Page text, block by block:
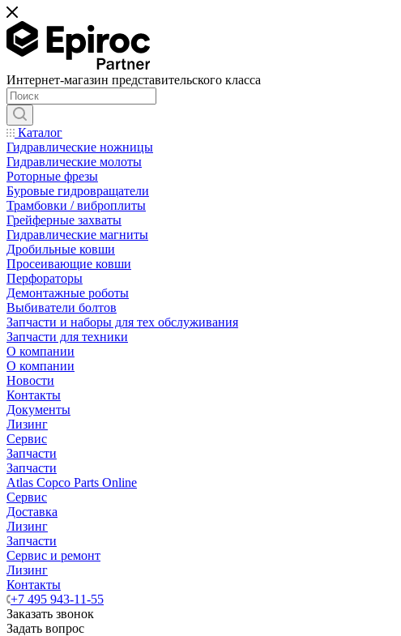
Интернет-магазин представительского класса
Каталог
Гидравлические ножницы
Гидравлические молоты
Роторные фрезы
Буровые гидровращатели
Трамбовки / виброплиты
Грейферные захваты
Гидравлические магниты
Дробильные ковши
Просеивающие ковши
Перфораторы
Демонтажные роботы
Выбиватели болтов
Запчасти и наборы для тех обслуживания
Запчасти для техники
О компании
О компании
Новости
Контакты
Документы
Лизинг
Сервис
Запчасти
Запчасти
Atlas Copco Parts Online
Сервис
Доставка
Лизинг
Запчасти
Сервис и ремонт
Лизинг
Контакты
+7 495 943-11-55
Заказать звонок
Задать вопрос